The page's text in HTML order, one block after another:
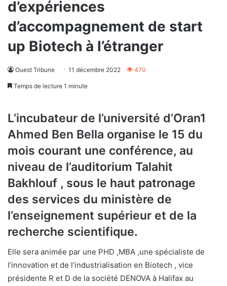
d’expériences
d’accompagnement de start
up Biotech à l’étranger
Ouest Tribune 11 décembre 2022 470
Temps de lecture 1 minute
L’incubateur de l’université d’Oran1
Ahmed Ben Bella organise le 15 du
mois courant une conférence, au
niveau de l’auditorium Talahit
Bakhlouf , sous le haut patronage
des services du ministère de
l’enseignement supérieur et de la
recherche scientifique.
Elle sera animée par une PHD ,MBA ,une spécialiste de
l’innovation et de l’industrialisation en Biotech , vice
présidente R et D de la société DENOVA à Halifax au